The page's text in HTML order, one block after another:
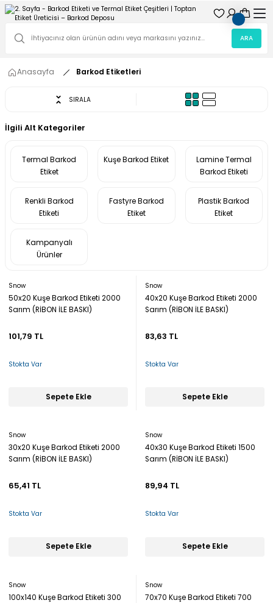
ARA
Anasayfa Barkod Etiketleri
SIRALA
İlgili Alt Kategoriler
Termal Barkod
Etiket
Kuşe Barkod Etiket
Lamine Termal
Barkod Etiketi
Renkli Barkod
Etiketi
Fastyre Barkod
Etiket
Plastik Barkod
Etiket
Kampanyalı
Ürünler
Snow
50x20 Kuşe Barkod Etiketi 2000
Sarım (RİBON İLE BASKI)
101,79 TL
Stokta Var
Sepete Ekle
Snow
40x20 Kuşe Barkod Etiketi 2000
Sarım (RİBON İLE BASKI)
83,63 TL
Stokta Var
Sepete Ekle
Snow
30x20 Kuşe Barkod Etiketi 2000
Sarım (RİBON İLE BASKI)
65,41 TL
Stokta Var
Sepete Ekle
Snow
40x30 Kuşe Barkod Etiketi 1500
Sarım (RİBON İLE BASKI)
89,94 TL
Stokta Var
Sepete Ekle
Snow
100x140 Kuşe Barkod Etiketi 300
Snow
70x70 Kuşe Barkod Etiketi 700